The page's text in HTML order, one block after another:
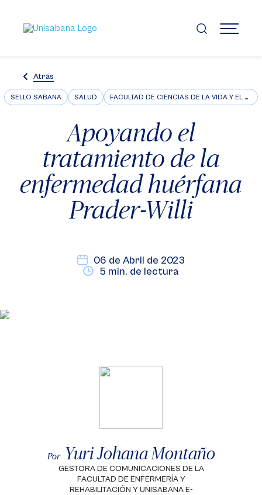
contenido
principal
MENÚ
Atrás
SELLO SABANA SALUD FACULTAD DE CIENCIAS DE LA VIDA Y EL BIENESTAR
Apoyando el
tratamiento de la
enfermedad huérfana
Prader-Willi
06 de Abril de 2023
5 min. de lectura
Por Yuri Johana Montaño
GESTORA DE COMUNICACIONES DE LA
FACULTAD DE ENFERMERÍA Y
REHABILITACIÓN Y UNISABANA E-